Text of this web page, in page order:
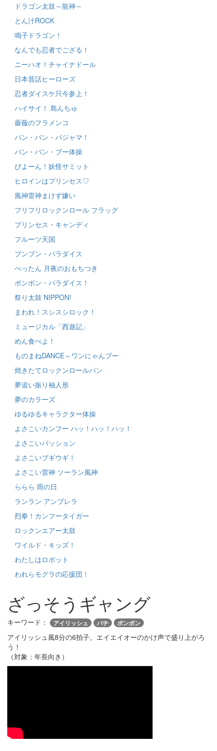
ドラゴン太鼓～龍神～
とん汁ROCK
鳴子ドラゴン！
なんでも忍者でござる！
ニーハオ！チャイナドール
日本昔話ヒーローズ
忍者ダイスケ只今参上！
ハイサイ！ 島んちゅ
薔薇のフラメンコ
パン・パン・パジャマ！
バン・バン・ブー体操
ぴよーん！妖怪サミット
ヒロインはプリンセス♡
風神雷神まけず嫌い
フリフリロックンロール フラッグ
プリンセス・キャンディ
フルーツ天国
ブンブン・パラダイス
ぺったん 月夜のおもちつき
ポンポン・パラダイス！
祭り太鼓 NIPPON!
まわれ！スシスシロック！
ミュージカル「西遊記」
めん食べよ！
ものまねDANCE～ワンにゃんブー
焼きたてロックンロールパン
夢追い振り袖人形
夢のカラーズ
ゆるゆるキャラクター体操
よさこいカンフー ハッ！ハッ！ハッ！
よさこいパッション
よさこいブギウギ！
よさこい雷神 ソーラン風神
ららら 雨の日
ランラン アンブレラ
烈拳！カンフータイガー
ロックンエアー太鼓
ワイルド・キッズ！
わたしはロボット
われらモグラの応援団！
ざっそうギャング
キーワード： アイリッシュ バチ ポンポン
アイリッシュ風8分の6拍子。エイエイオーのかけ声で盛り上がろ
う！
（対象：年長向き）